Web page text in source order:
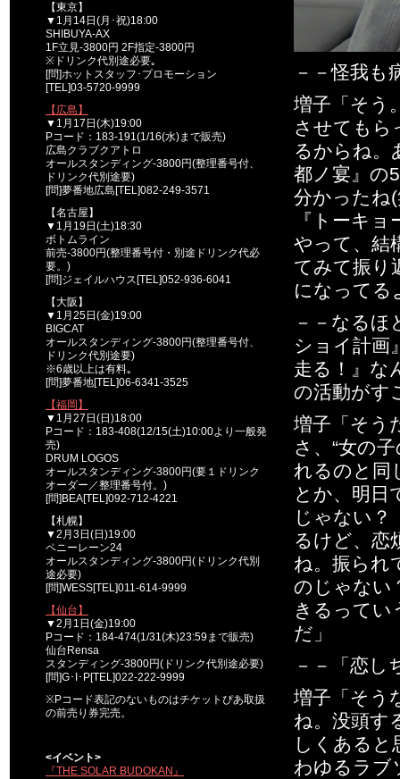
【東京】
▼1月14日(月･祝)18:00
SHIBUYA-AX
1F立見-3800円 2F指定-3800円
※ドリンク代別途必要｡
[問]ホットスタッフ･プロモーション
[TEL]03-5720-9999
【広島】
▼1月17日(木)19:00
Pコード：183-191(1/16(水)まで販売)
広島クラブクアトロ
オールスタンディング-3800円(整理番号付、
ドリンク代別途要)
[問]夢番地広島[TEL]082-249-3571
【名古屋】
▼1月19日(土)18:30
ボトムライン
前売-3800円(整理番号付・別途ドリンク代必
要。)
[問]ジェイルハウス[TEL]052-936-6041
【大阪】
▼1月25日(金)19:00
BIGCAT
オールスタンディング-3800円(整理番号付、
ドリンク代別途要)
※6歳以上は有料｡
[問]夢番地[TEL]06-6341-3525
【福岡】
▼1月27日(日)18:00
Pコード：183-408(12/15(土)10:00より一般発
売)
DRUM LOGOS
オールスタンディング-3800円(要１ドリンク
オーダー／整理番号付。)
[問]BEA[TEL]092-712-4221
【札幌】
▼2月3日(日)19:00
ペニーレーン24
オールスタンディング-3800円(ドリンク代別
途必要)
[問]WESS[TEL]011-614-9999
【仙台】
▼2月1日(金)19:00
Pコード：184-474(1/31(木)23:59まで販売)
仙台Rensa
スタンディング-3800円(ドリンク代別途必要)
[問]G･I･P[TEL]022-222-9999
※Pコード表記のないものはチケットぴあ取扱
の前売り券完売。
<イベント>
『THE SOLAR BUDOKAN』
－－怪我も
増子「そう
させてもら
るからね。
都ノ宴』の
分かったね
『トーキ
やって、結
てみて振り
になってる
－－なる
ショイ計画
走る！』な
の活動がす
増子「そう
さ、“女の
れるのと同
とか、明日
じゃない
るけど、恋
ね。振られ
のじゃない
きるってい
だ」
－－「恋
増子「そう
ね。没頭す
しくあると
わゆるラブ